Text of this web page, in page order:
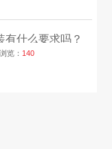
有什么要求吗？
浏览： 140